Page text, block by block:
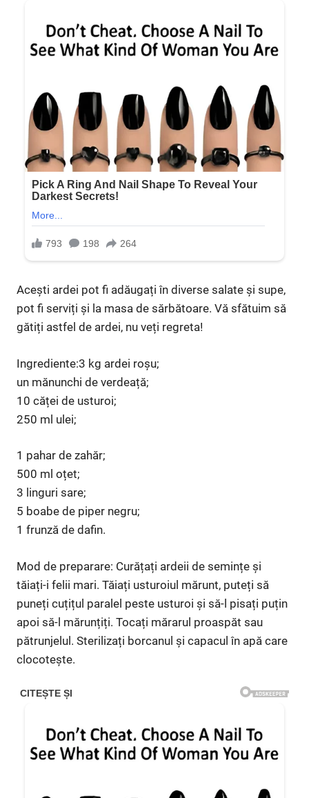
Acești ardei pot fi adăugați în diverse salate și supe,
pot fi serviți și la masa de sărbătoare. Vă sfătuim să
gătiți astfel de ardei, nu veți regreta!
Ingrediente:3 kg ardei roșu;
un mănunchi de verdeață;
10 căței de usturoi;
250 ml ulei;
1 pahar de zahăr;
500 ml oțet;
3 linguri sare;
5 boabe de piper negru;
1 frunză de dafin.
Mod de preparare: Curățați ardeii de semințe și
tăiați-i felii mari. Tăiați usturoiul mărunt, puteți să
puneți cuțițul paralel peste usturoi și să-l pisați puțin
apoi să-l mărunțiți. Tocați mărarul proaspăt sau
pătrunjelul. Sterilizați borcanul și capacul în apă care
clocotește.